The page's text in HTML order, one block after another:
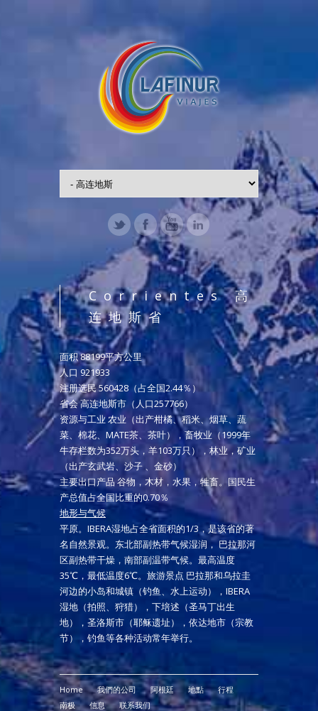
Corrientes 高
连地斯省
面积 88199平方公里
人口 921933
注册选民 560428（占全国2.44％）
省会 高连地斯市（人口257766）
资源与工业 农业（出产柑橘、稻米、烟草、蔬
菜、棉花、MATE茶、茶叶），畜牧业（1999年
牛存栏数为352万头，羊103万只），林业，矿业
（出产玄武岩、沙子 、金砂）
主要出口产品 谷物，木材，水果，牲畜。国民生
产总值占全国比重的0.70％
地形与气候
平原。IBERA湿地占全省面积的1/3，是该省的著
名自然景观。东北部副热带气候湿润， 巴拉那河
区副热带干燥，南部副温带气候。最高温度
35℃，最低温度6℃。旅游景点 巴拉那和乌拉圭
河边的小岛和城镇（钓鱼、水上运动），IBERA
湿地（拍照、狩猎），下培述（圣马丁出生
地），圣洛斯市（耶稣遗址），依达地市（宗教
节），钓鱼等各种活动常年举行。
Home 我們的公司 阿根廷 地點
行程
南极
信息 联系我们